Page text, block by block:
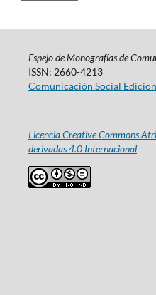
Espejo de Monografías de
ISSN: 2660-4213
Comunicación Social
Licencia Creative Commons
derivadas 4.0 Internacional